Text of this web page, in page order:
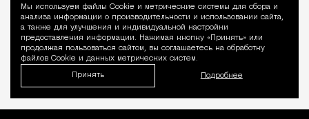
Уведомление
Мы используем файлы Сookie и метрические системы для сбора и
анализа информации о производительности и использовании сайта,
а также для улучшения и индивидуальной настройки
предоставления информации. Нажимая кнопку «Принять» или
продолжая пользоваться сайтом, вы соглашаетесь на обработку
файлов Cookie и данных метрических систем.
Принять Подробнее